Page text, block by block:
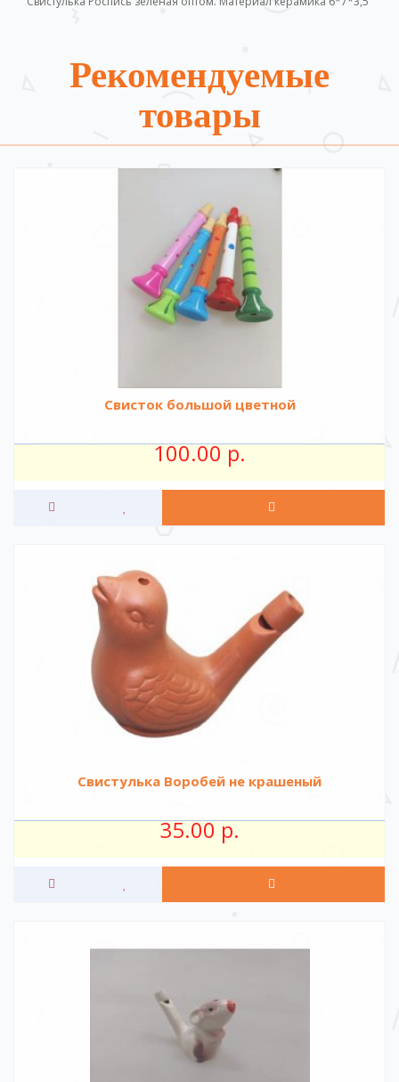
Рекомендуемые
товары
Свисток большой цветной
100.00 р.
Свистулька Воробей не крашеный
35.00 р.